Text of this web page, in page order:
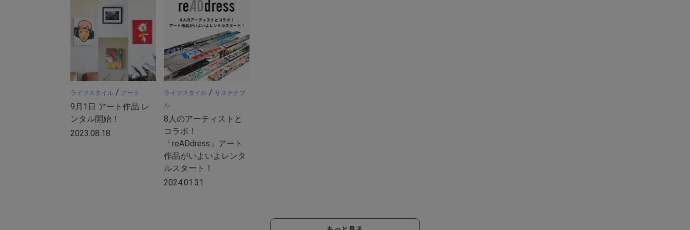
ライフスタイル / アート
9月1日 アート作品 レ
ンタル開始！
2023.08.18
ライフスタイル / サステナブ
ル
8人のアーティストと
コラボ！
「reADdress」アート
作品がいよいよレンタ
ルスタート！
2024.01.31